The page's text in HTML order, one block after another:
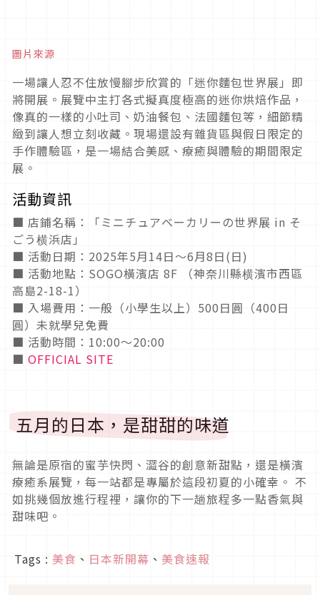
圖片來源
一場讓人忍不住放慢腳步欣賞的「迷你麵包世界展」即
將開展。展覽中主打各式擬真度極高的迷你烘焙作品，
像真的一樣的小吐司、奶油餐包、法國麵包等，細節精
緻到讓人想立刻收藏。現場還設有雜貨區與假日限定的
手作體驗區，是一場結合美感、療癒與體驗的期間限定
展。
活動資訊
■ 店鋪名稱：「ミニチュアベーカリーの世界展 in そ
ごう横浜店」
■ 活動日期：2025年5月14日～6月8日(日)
■ 活動地點：SOGO橫濱店 8F （神奈川縣横濱市西區
高島2-18-1）
■ 入場費用：一般（小學生以上）500日圓（400日
圓）未就學兒免費
■ 活動時間：10:00～20:00
■ OFFICIAL SITE
五月的日本，是甜甜的味道
無論是原宿的蜜芋快閃、澀谷的創意新甜點，還是橫濱
療癒系展覽，每一站都是專屬於這段初夏的小確幸。 不
如挑幾個放進行程裡，讓你的下一趟旅程多一點香氣與
甜味吧。
Tags : 美食 、 日本新開幕 、 美食速報